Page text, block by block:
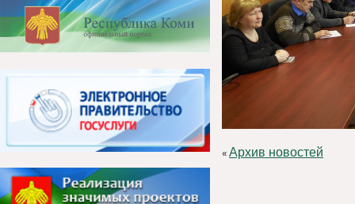
«Архив новостей